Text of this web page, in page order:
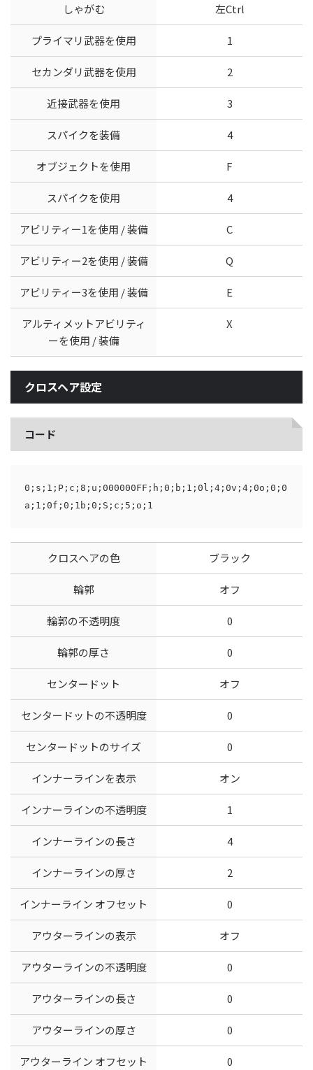
しゃがむ 左Ctrl
プライマリ武器を使用 1
セカンダリ武器を使用 2
近接武器を使用 3
スパイクを装備 4
オブジェクトを使用 F
スパイクを使用 4
アビリティー1を使用 / 装備 C
アビリティー2を使用 / 装備 Q
アビリティー3を使用 / 装備 E
アルティメットアビリティ
ーを使用 / 装備
X
クロスヘア設定
コード
0;s;1;P;c;8;u;000000FF;h;0;b;1;0l;4;0v;4;0o;0;0
a;1;0f;0;1b;0;S;c;5;o;1
クロスヘアの色 ブラック
輪郭 オフ
輪郭の不透明度 0
輪郭の厚さ 0
センタードット オフ
センタードットの不透明度 0
センタードットのサイズ 0
インナーラインを表示 オン
インナーラインの不透明度 1
インナーラインの長さ 4
インナーラインの厚さ 2
インナーライン オフセット 0
アウターラインの表示 オフ
アウターラインの不透明度 0
アウターラインの長さ 0
アウターラインの厚さ 0
アウターライン オフセット 0